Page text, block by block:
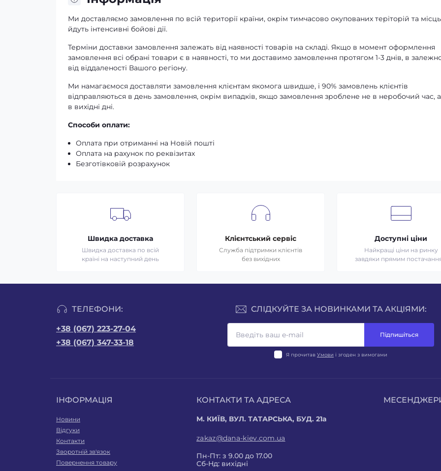
Ми доставляємо замовлення по всій території країни, окрім тимчасово окупованих теріторій та
йдуть інтенсивні бойові дії.
Терміни доставки замовлення залежать від наявності товарів на складі. Якщо в момент оформлення
замовлення всі обрані товари є в наявності, то ми доставимо замовлення протягом 1-3 днів, в
від віддаленості Вашого регіону.
Ми намагаємося доставляти замовлення клієнтам якомога швидше, і 90% замовлень клієнтів
відправляються в день замовлення, окрім випадків, якщо замовлення зроблене не в неробочий час,
в вихідні дні.
Способи оплати:
Оплата при отриманні на Новій пошті
Оплата на рахунок по реквізитах
Безготівковій розрахунок
Швидка доставка
Швидка доставка по всій
країні на наступний день
Клієнтський сервіс
Служба підтримки клієнтів
без вихідних
Доступні ціни
Найкращі ціни на ринку
завдяки прямим
ТЕЛЕФОНИ:
+38 (067) 223-27-04
+38 (067) 347-33-18
СЛІДКУЙТЕ ЗА НОВИНКАМИ ТА АКЦІЯМИ:
Підпишіться
Я прочитав Умови і згоден з вимогами
ІНФОРМАЦІЯ
Новини
Відгуки
Контакти
Зворотній зв'язок
Повернення товару
КОНТАКТИ ТА АДРЕСА
М. КИЇВ, ВУЛ. ТАТАРСЬКА, БУД. 21а
zakaz@dana-kiev.com.ua
Пн-Пт: з 9.00 до 17.00
Сб-Нд: вихідні